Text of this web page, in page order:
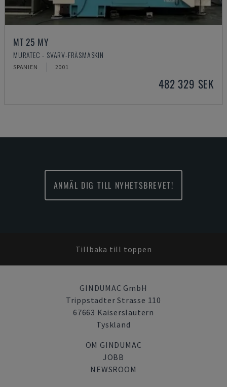
MT 25 MY
MURATEC - SVARV-FRÄSMASKIN
SPANIEN 2001
482 329 SEK
ANMÄL DIG TILL NYHETSBREVET!
Tillbaka till toppen
GINDUMAC GmbH
Trippstadter Strasse 110
67663 Kaiserslautern
Tyskland
OM GINDUMAC
JOBB
NEWSROOM